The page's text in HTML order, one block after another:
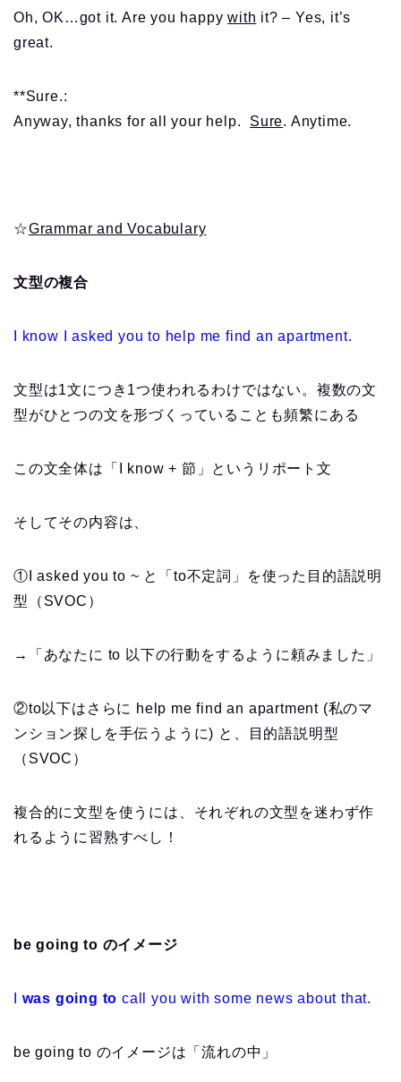
Oh, OK…got it. Are you happywith it? – Yes, it’s
great.
**Sure.:
Anyway, thanks for all your help. Sure. Anytime.
☆Grammar and Vocabulary
文型の複合
I know I asked you to help me find an apartment.
文型は1文につき1つ使われるわけではない。複数の文
型がひとつの文を形づくっていることも頻繁にある
この文全体は「I know + 節」というリポート文
そしてその内容は、
①I asked you to ~ と「to不定詞」を使った目的語説明
型（SVOC）
→「あなたに to 以下の行動をするように頼みました」
②to以下はさらに help me find an apartment (私のマ
ンション探しを手伝うように) と、目的語説明型
（SVOC）
複合的に文型を使うには、それぞれの文型を迷わず作
れるように習熟すべし！
be going to のイメージ
was going to call you with some news about that.
be going to のイメージは「流れの中」